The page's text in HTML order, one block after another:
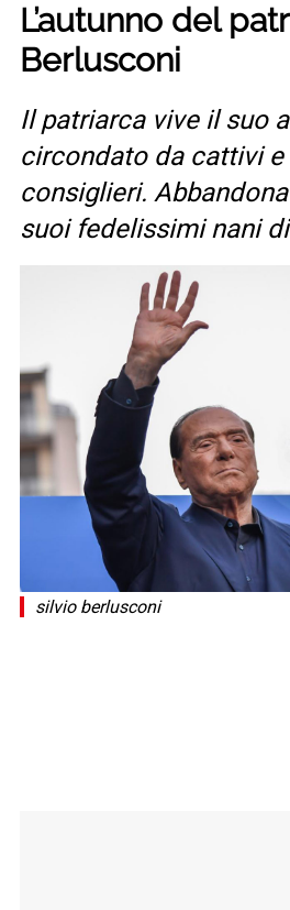
L’autunno del
Berlusconi
Il patriarca vive il suo
circondato da cattivi
consiglieri.
suoi fedelissimi nani
silvio berlusconi